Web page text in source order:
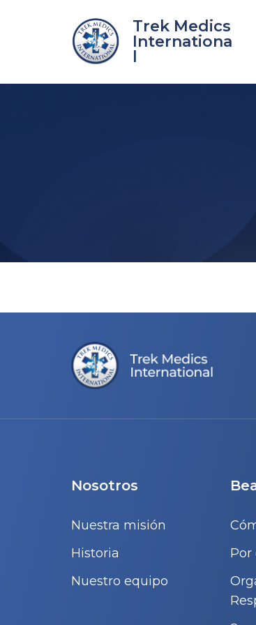
Trek Medics
Internationa
Nosotros
Nuestra misión
Historia
Nuestro equipo
Por